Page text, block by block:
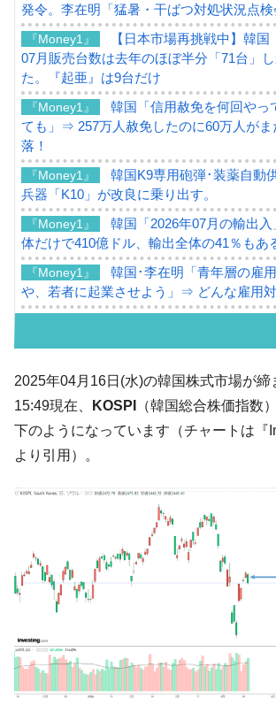
発令。李在明「猛暑・干ばつ対処状況点検
『Money1』
【日本市場再挑戦中】韓国
07月販売台数は去年のほぼ半分「71台」
た。『起亜』は9台だけ
『Money1』
韓国「信用赦免を何回やっ
ても」⇒ 257万人赦免したのに60万人がま
落！
『Money1』
韓国K9専用砲弾･装薬自動
兵器「K10」が改良に乗り出す。
『Money1』
韓国「2026年07月の輸出
体だけで410億ドル、輸出全体の41％もあ
『Money1』
韓国･李在明「青年層の雇
や、若者に起業させよう」⇒ どんな雇用対
韓国「ここは北朝鮮なのか
ーにウソのデータを入力したのは明白だ」
言。
『韓国銀行』が「金の保有
す」⇒「金を経由するドル入手」手段で
『Money1』
韓国･外為取引量「1日当た
ル」まで拡大 ⇒ 海外資金の動きに強く左
『Money1』
韓国･帰ってきた李在明。
『Money1』
韓国大統領府ボンクラ政策
た ⇒ 国家が行った恐るべき株価操作であ
2025年04月16日(水)の韓国株式市場が締
15:49現在、
KOSPI
（韓国総合株価指数
下のようになっています（チャートは『
より引用）。